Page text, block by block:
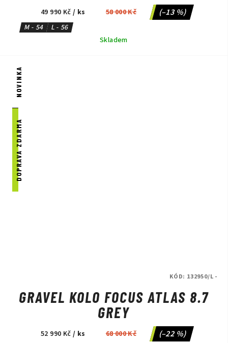
49 990 Kč / ks 58 000 Kč (–13 %)
M - 54
L - 56
Skladem
NOVINKA
DOPRAVA ZDARMA
GRAVEL KOLO FOCUS ATLAS 8.7
GREY
52 990 Kč / ks 68 000 Kč (–22 %)
KÓD: 132950/L -